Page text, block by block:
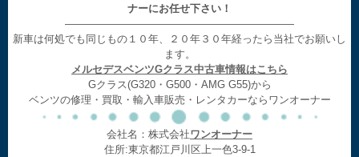
ナーにお任せ下さい！
——————————————————————
新車は何処でも同じもの１０年、２０年３０年経ったら当社でお願いし
ます。
メルセデスベンツGクラス中古車情報はこちら
Gクラス(G320・G500・AMG G55)から
ベンツの修理・買取・輸入車販売・レンタカーならワンオーナー
会社名：株式会社ワンオーナー
住所:東京都江戸川区上一色3-9-1